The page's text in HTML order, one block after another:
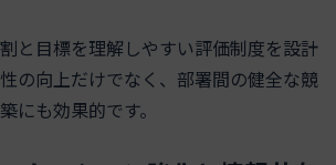
と目標を理解しやすい評価制度を設計
の向上だけでなく、部署間の健全な競
にも効果的です。